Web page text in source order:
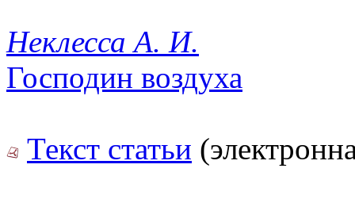
Неклесса А. И.
Господин воздуха
Текст статьи